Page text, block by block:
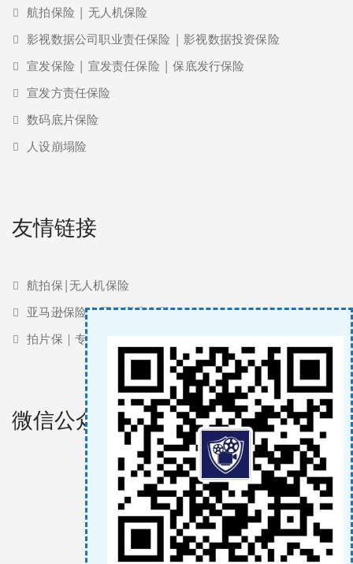
航拍保险 | 无人机保险
影视数据公司职业责任保险 | 影视数据投资保险
宣发保险 | 宣发责任保险 | 保底发行保险
宣发方责任保险
数码底片保险
人设崩塌险
友情链接
航拍保|无人机保险
亚马逊保险 | 亚马逊责任险
拍片保｜专业影视保险服务商
微信公众号